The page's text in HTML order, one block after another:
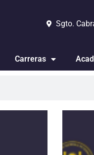
Sgto.
Carreras